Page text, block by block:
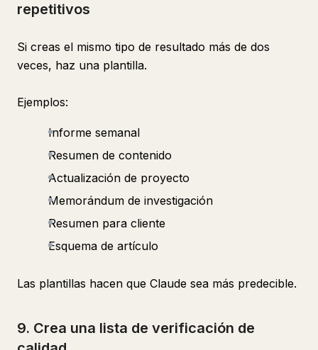
repetitivos
Si creas el mismo tipo de resultado más de dos
veces, haz una plantilla.
Ejemplos:
Informe semanal
Resumen de contenido
Actualización de proyecto
Memorándum de investigación
Resumen para cliente
Esquema de artículo
Las plantillas hacen que Claude sea más predecible.
9. Crea una lista de verificación de